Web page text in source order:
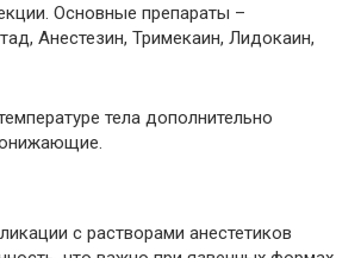
Основные препараты –
Анестезин, Тримекаин, Лидокаин,
тела дополнительно
с растворами анестетиков